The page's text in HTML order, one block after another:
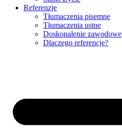
Referenzje
Tłumaczenia pisemne
Tłumaczenia ustne
Doskonalenie zawodowe
Dlaczego referencje?